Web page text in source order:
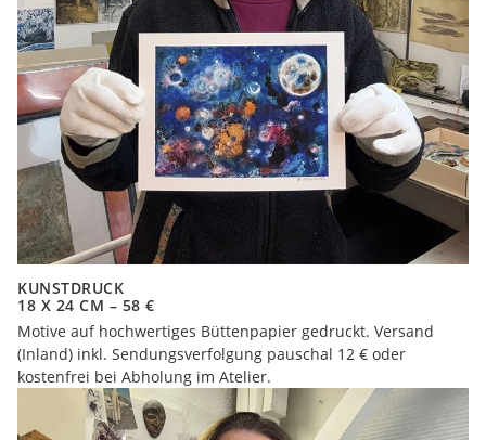
KUNSTDRUCK
18 X 24 CM – 58 €
Motive auf hochwertiges Büttenpapier gedruckt. Versand
(Inland) inkl. Sendungsverfolgung pauschal 12 € oder
kostenfrei bei Abholung im Atelier.